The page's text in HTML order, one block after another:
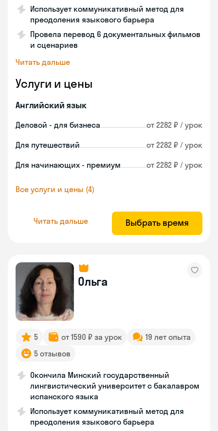
Использует коммуникативный метод для
преодоления языкового барьера
Провела перевод 6 документальных фильмов
и сценариев
Читать дальше
Услуги и цены
Английский язык
Деловой - для бизнеса от 2282 ₽ / урок
Для путешествий от 2282 ₽ / урок
Для начинающих - премиум от 2282 ₽ / урок
Все услуги и цены (4)
Читать дальше Выбрать время
Ольга
5 от 1590 ₽ за урок
19 лет опыта
5 отзывов
Окончила Минский государственный
лингвистический университет с бакалавром
испанского языка
Использует коммуникативный метод для
преодоления языкового барьера